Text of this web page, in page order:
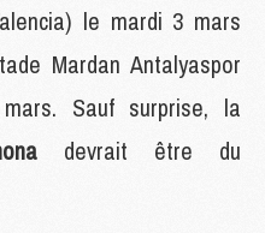
le mardi 3 mars
Mardan Antalyaspor
Sauf surprise, la
devrait être du